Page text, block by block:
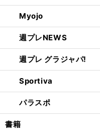
Myojo
週プレNEWS
週プレ グラジャパ!
Sportiva
パラスポ
書籍